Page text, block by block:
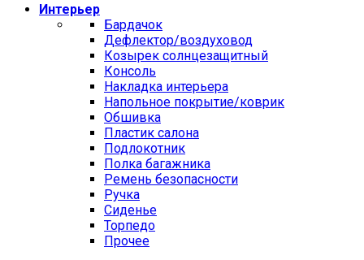
Интерьер
Бардачок
Дефлектор/воздуховод
Козырек солнцезащитный
Консоль
Накладка интерьера
Напольное покрытие/коврик
Обшивка
Пластик салона
Подлокотник
Полка багажника
Ремень безопасности
Ручка
Сиденье
Торпедо
Прочее